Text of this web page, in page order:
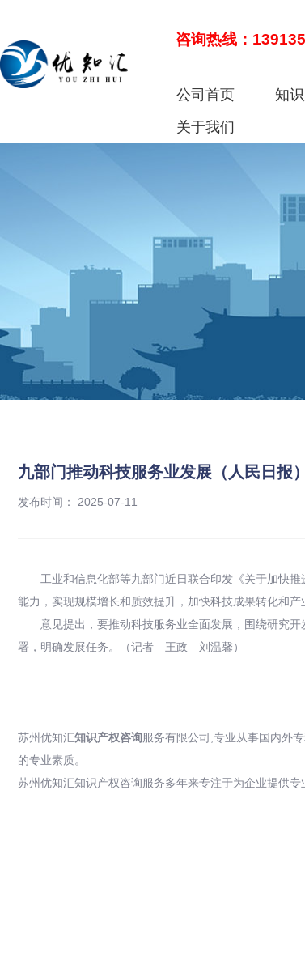
咨询热线：
公司首页 知
关于我们
九部门推动科技服务业发展（人民日报）
发布时间： 2025-07-11
工业和信息化部等九部门近日联合印发《关于加快
能力，实现规模增长和质效提升，加快科技成果转化和
意见提出，要推动科技服务业全面发展，围绕研究
署，明确发展任务。（记者 王政 刘温馨）
苏州优知汇知识产权咨询服务有限公司,专业从事国内外
的专业素质。
苏州优知汇知识产权咨询服务多年来专注于为企业提供